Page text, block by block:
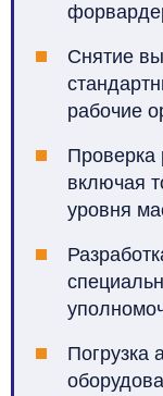
Снятие
рабочие
Проверка
включая
уровня
Погрузка